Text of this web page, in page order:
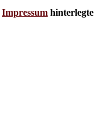
Impressum hinterlegte